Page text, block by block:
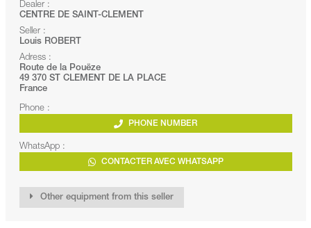
Dealer :
CENTRE DE SAINT-CLEMENT
Seller :
Louis ROBERT
Adress :
Route de la Pouëze
49 370 ST CLEMENT DE LA PLACE
France
Phone :
PHONE NUMBER
WhatsApp :
CONTACTER AVEC WHATSAPP
Other equipment from this seller